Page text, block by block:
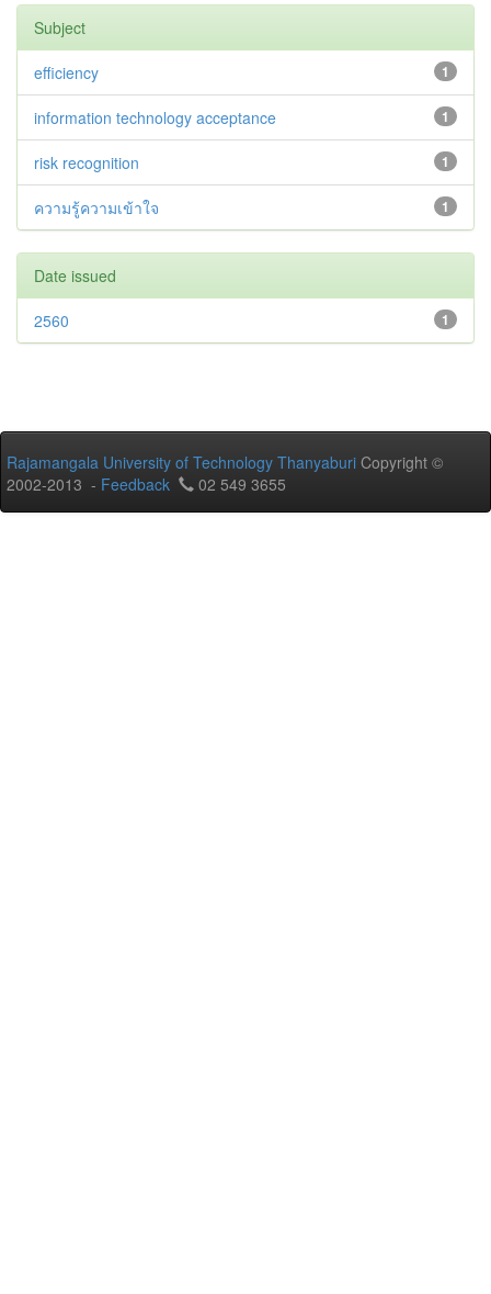
Subject
1
efficiency
1
information technology acceptance
1
risk recognition
1
ความรู้ความเข้าใจ
Date issued
1
2560
Rajamangala University of Technology Thanyaburi Copyright ©
2002-2013 - Feedback 02 549 3655